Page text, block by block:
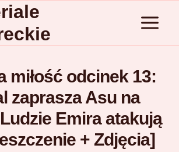
miłość odcinek 13:
zaprasza Asu na
Emira atakują
+ Zdjęcia]